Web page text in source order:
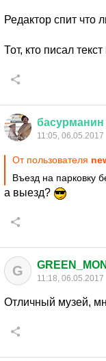
Редактор спит что
Тот, кто писал
басурманин
11:05, 06.05.2017
От пользователя
Въезд на парковку
а выезд?
G 11:18, 06.05.2017
Отличный музей,